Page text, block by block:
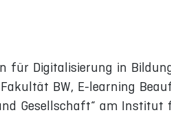
für Digitalisierung in
BW, E-learning
Gesellschaft“ am